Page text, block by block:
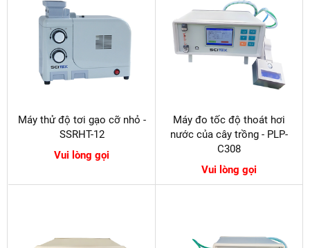
Máy thử độ tơi gạo cỡ nhỏ -
SSRHT-12
Vui lòng gọi
Máy đo tốc độ thoát hơi
nước của cây trồng - PLP-
C308
Vui lòng gọi